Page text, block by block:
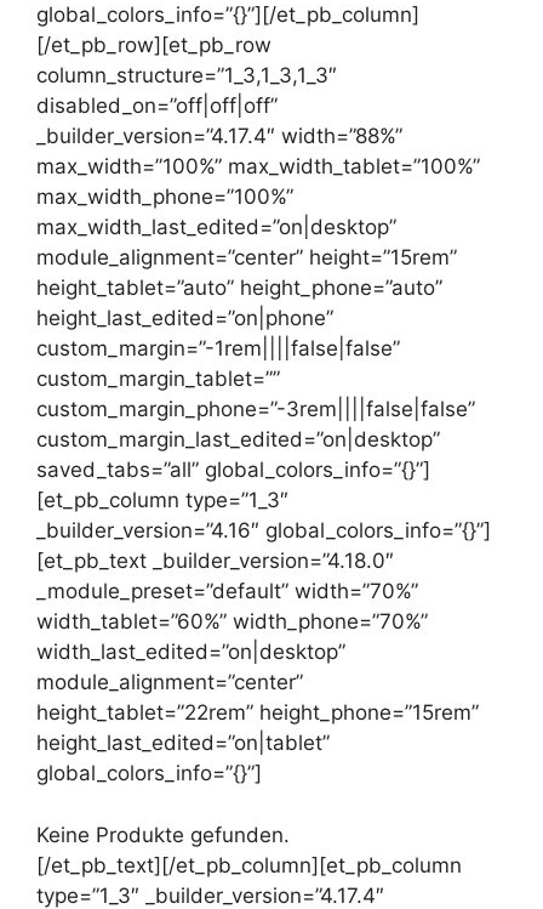
global_colors_info=”{}”][/et_pb_column]
[/et_pb_row][et_pb_row
column_structure=”1_3,1_3,1_3″
disabled_on=”off|off|off”
_builder_version=”4.17.4″ width=”88%”
max_width=”100%” max_width_tablet=”100%”
max_width_phone=”100%”
max_width_last_edited=”on|desktop”
module_alignment=”center” height=”15rem”
height_tablet=”auto” height_phone=”auto”
height_last_edited=”on|phone”
custom_margin=”-1rem||||false|false”
custom_margin_tablet=””
custom_margin_phone=”-3rem||||false|false”
custom_margin_last_edited=”on|desktop”
saved_tabs=”all” global_colors_info=”{}”]
[et_pb_column type=”1_3″
_builder_version=”4.16″ global_colors_info=”{}”]
[et_pb_text _builder_version=”4.18.0″
_module_preset=”default” width=”70%”
width_tablet=”60%” width_phone=”70%”
width_last_edited=”on|desktop”
module_alignment=”center”
height_tablet=”22rem” height_phone=”15rem”
height_last_edited=”on|tablet”
global_colors_info=”{}”]
Keine Produkte gefunden.
[/et_pb_text][/et_pb_column][et_pb_column
type=”1_3″ _builder_version=”4.17.4″